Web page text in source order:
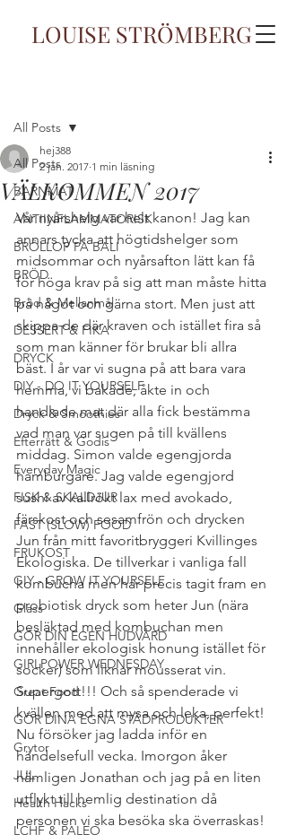
LOUISE STRÖMBERG
All Posts
BARNMAT
ANTIINFLAMMATORISK
BRÖLLOP PÅ BALI
BRÖD
Bröd & Mellanmål
DESSERT & FIKA
DRYCK
DIY - DO IT YOURSELF
Dryck & Smoothies
Efterrätt & Godis
Everyday Magic
FISK & SKALDJUR
FAST (SLOW) FOOD
FRUKOST
GIY - GROW IT YOURSELF
Glass
GÖR DIN EGEN HUDVÅRD
GIRLPOWER WEDNESDAY
Great Food
GÖR DINA EGNA STÄDPRODUKTER
Grytor
JUL
Health Hacks
LCHF & PALEO
All Posts
VÄLKOMMEN 2017
hej388
2 jan. 2017 1 min läsning
Vår nyårshelg var helt kanon! Jag kan
annars tycka att högtidshelger som
midsommar och nyårsafton lätt kan få
för höga krav på sig att man måste hitta
på något och gärna stort. Men just att
skippa de där kraven och istället fira så
som man känner för brukar bli allra
bäst. I år var vi sugna på att bara vara
hemma, vi bakade, åkte in och
handlade mat där alla fick bestämma
vad man var sugen på till kvällens
middag. Simon valde egengjorda
hamburgare. Jag valde egengjord
sushi av kallrökt lax med avokado,
färskost och sesamfrön och drycken
Jun från mitt favoritbryggeri Kvillinges
Ekologiska. De tillverkar i vanliga fall
kombucha men har precis tagit fram en
probiotisk dryck som heter Jun (nära
besläktad med kombuchan men
innehåller ekologisk honung istället för
socker) som liknar mousserat vin.
Supergott!!! Och så spenderade vi
kvällen med att mysa och leka, perfekt!
Nu försöker jag ladda inför en
händelsefull vecka. Imorgon åker
nämligen Jonathan och jag på en liten
utflykt till hemlig destination då
personen vi ska besöka ska överraskas!